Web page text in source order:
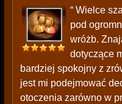
“ Wielce
pod
wróżb.
dotyczące
bardziej spokojny z
jest mi podejmować
otoczenia zarówno w